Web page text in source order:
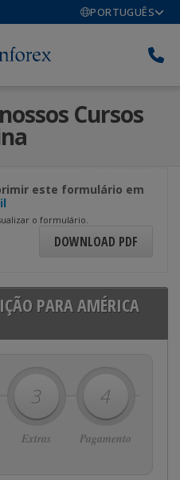
PORTUGUÊS
Cursos
este formulário em
o formulário.
DOWNLOAD PDF
PARA AMÉRICA
3
Extras
4
Pagamento